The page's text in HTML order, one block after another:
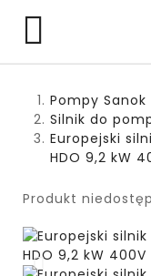

Pompy Sanok
Silnik do
Europejski
HDO 9,2 kW
Produkt